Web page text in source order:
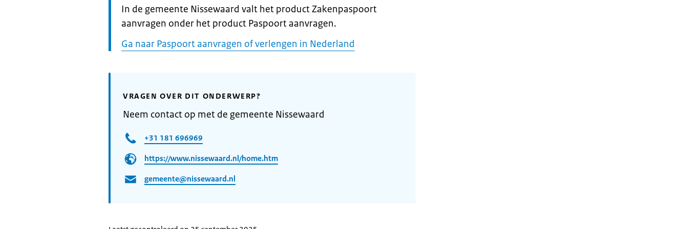
Informatie:
In de gemeente Nissewaard valt het product Zakenpaspoort
aanvragen onder het product Paspoort aanvragen.
Ga naar Paspoort aanvragen of verlengen in Nederland
VRAGEN OVER DIT ONDERWERP?
Neem contact op met de gemeente Nissewaard
+31 181 696969
https://www.nissewaard.nl/home.htm
gemeente@nissewaard.nl